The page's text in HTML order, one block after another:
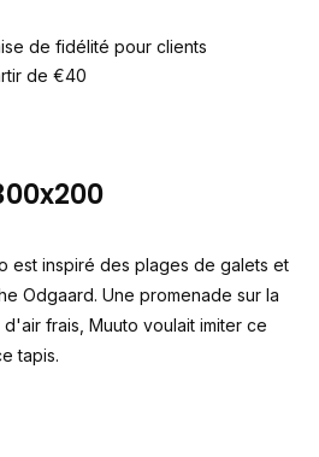
de fidélité pour clients
de €40
est inspiré des plages de galets et
Odgaard. Une promenade sur la
frais, Muuto voulait imiter ce
tapis.